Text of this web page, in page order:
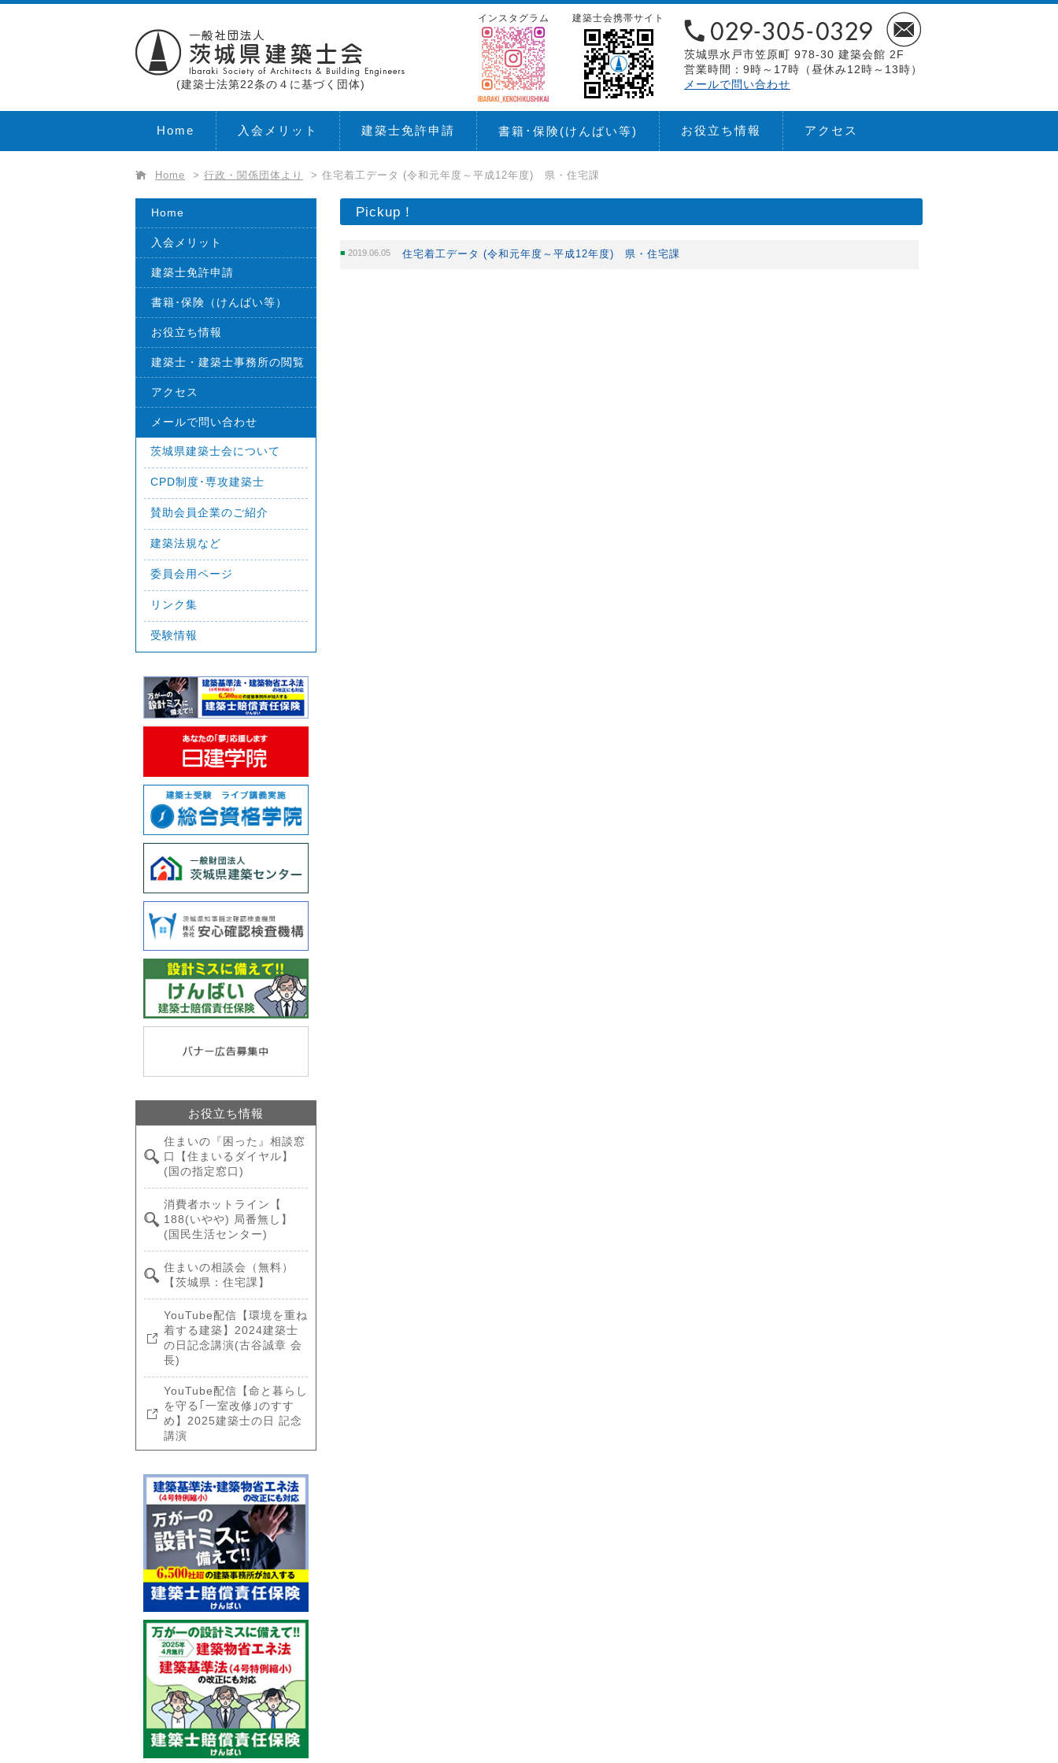
(建築士法第22条の４に基づく団体)
茨城県水戸市笠原町 978-30 建築会館 2F
営業時間：9時～17時（昼休み12時～13時）
メールで問い合わせ
建築士会携帯サイト
インスタグラム
Home 入会メリット 建築士免許申請 書籍･保険(けんばい等) お役立ち情報 アクセス
Home > 行政・関係団体より > 住宅着工データ (令和元年度～平成12年度) 県・住宅課
Pickup！
2019.06.05 住宅着工データ (令和元年度～平成12年度) 県・住宅課
Home
入会メリット
建築士免許申請
書籍･保険（けんばい等）
お役立ち情報
建築士・建築士事務所の閲覧
アクセス
メールで問い合わせ
茨城県建築士会について
CPD制度･専攻建築士
賛助会員企業のご紹介
建築法規など
委員会用ページ
リンク集
受験情報
お役立ち情報
住まいの『困った』相談窓
口【住まいるダイヤル】
(国の指定窓口)
消費者ホットライン【
188(いやや) 局番無し】
(国民生活センター)
住まいの相談会（無料）
【茨城県：住宅課】
YouTube配信【環境を重ね
着する建築】2024建築士
の日記念講演(古谷誠章 会
長)
YouTube配信【命と暮らし
を守る｢一室改修｣のすす
め】2025建築士の日 記念
講演